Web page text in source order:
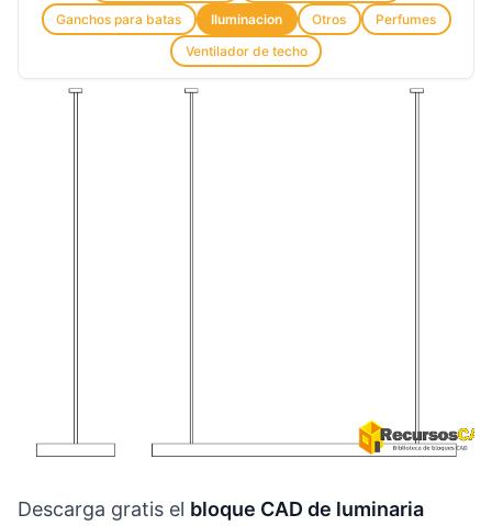
Ganchos para batas
Iluminacion Otros
Perfumes
Ventilador de techo
Descarga gratis el bloque CAD de luminaria